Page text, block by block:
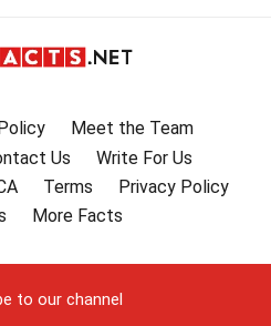
Meet the Team
Us
Write For Us
Terms
Privacy Policy
More Facts
to our channel